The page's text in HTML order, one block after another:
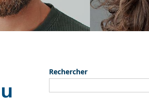
01/10 À LILLE 17H
À
Rechercher